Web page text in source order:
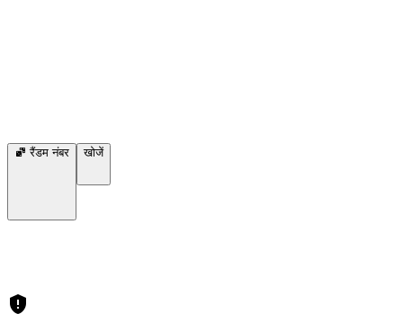
रैंडम नंबर खोजें